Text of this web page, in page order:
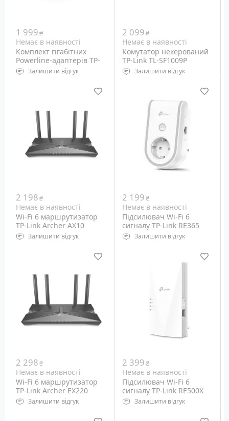
1 999₴
Немає в наявності
Комплект гігабітних
Powerline-адаптерів TP-
Link AV1000 TL-PA7017 KIT
Залишити відгук
Набір із 2 шт Powerline-
підключення
мережевого обладнання
за існуючою
електропроводкою 220
Вольт зі швидкістю до 1
2 099₴
Немає в наявності
Комутатор некерований
TP-Link TL-SF1009P
Залишити відгук
Порти: Ethernet 10/100M
RJ-45 – 9 шт (PoE out – 8
2 198₴
Немає в наявності
Wi-Fi 6 маршрутизатор
TP-Link Archer AX10
AX1500Залишити відгук
802.11ax/ac/n/a, 2.4 GHz
802.11b/g/n
Порти: Ethernet
10/100/1000M, RJ-45 - 1+4
2 199₴
Немає в наявності
Підсилювач Wi-Fi 6
сигналу TP-Link RE365
AC1200Залишити відгук
Wi-Fi: 5 GHz 802.11ac/n/a,
2.4 GHz 802.11b/g/n
2 298₴
Немає в наявності
Wi-Fi 6 маршрутизатор
TP-Link Archer EX220
AX1800Залишити відгук
2 399₴
Немає в наявності
Підсилювач Wi-Fi 6
сигналу TP-Link RE500X
AX1500Залишити відгук